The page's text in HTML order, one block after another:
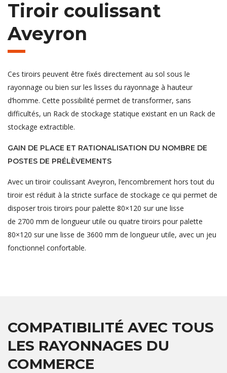
Tiroir coulissant
Aveyron
Ces tiroirs peuvent être fixés directement au sol sous le
rayonnage ou bien sur les lisses du rayonnage à hauteur
d’homme. Cette possibilité permet de transformer, sans
difficultés, un Rack de stockage statique existant en un Rack de
stockage extractible.
GAIN DE PLACE ET RATIONALISATION DU NOMBRE DE
POSTES DE PRÉLÈVEMENTS
Avec un tiroir coulissant Aveyron, l’encombrement hors tout du
tiroir est réduit à la stricte surface de stockage ce qui permet de
disposer trois tiroirs pour palette 80×120 sur une lisse
de 2700 mm de longueur utile ou quatre tiroirs pour palette
80×120 sur une lisse de 3600 mm de longueur utile, avec un jeu
fonctionnel confortable.
COMPATIBILITÉ AVEC TOUS
LES RAYONNAGES DU
COMMERCE